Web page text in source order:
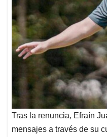
Tras la renuncia, Efraín
mensajes a través de su